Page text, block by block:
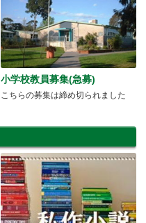
小学校教員募集(急募)
こちらの募集は締め切られました